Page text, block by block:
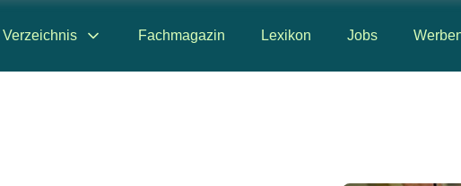
Verzeichnis Fachmagazin Lexikon Jobs